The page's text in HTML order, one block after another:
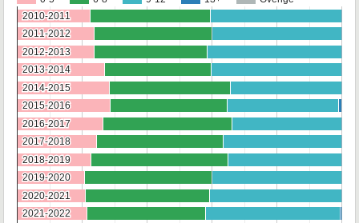
2010-2011
2010-2011
2011-2012
2011-2012
2012-2013
2012-2013
2013-2014
2013-2014
2014-2015
2014-2015
2015-2016
2015-2016
2016-2017
2016-2017
2017-2018
2017-2018
2018-2019
2018-2019
2019-2020
2019-2020
2020-2021
2020-2021
2021-2022
2021-2022